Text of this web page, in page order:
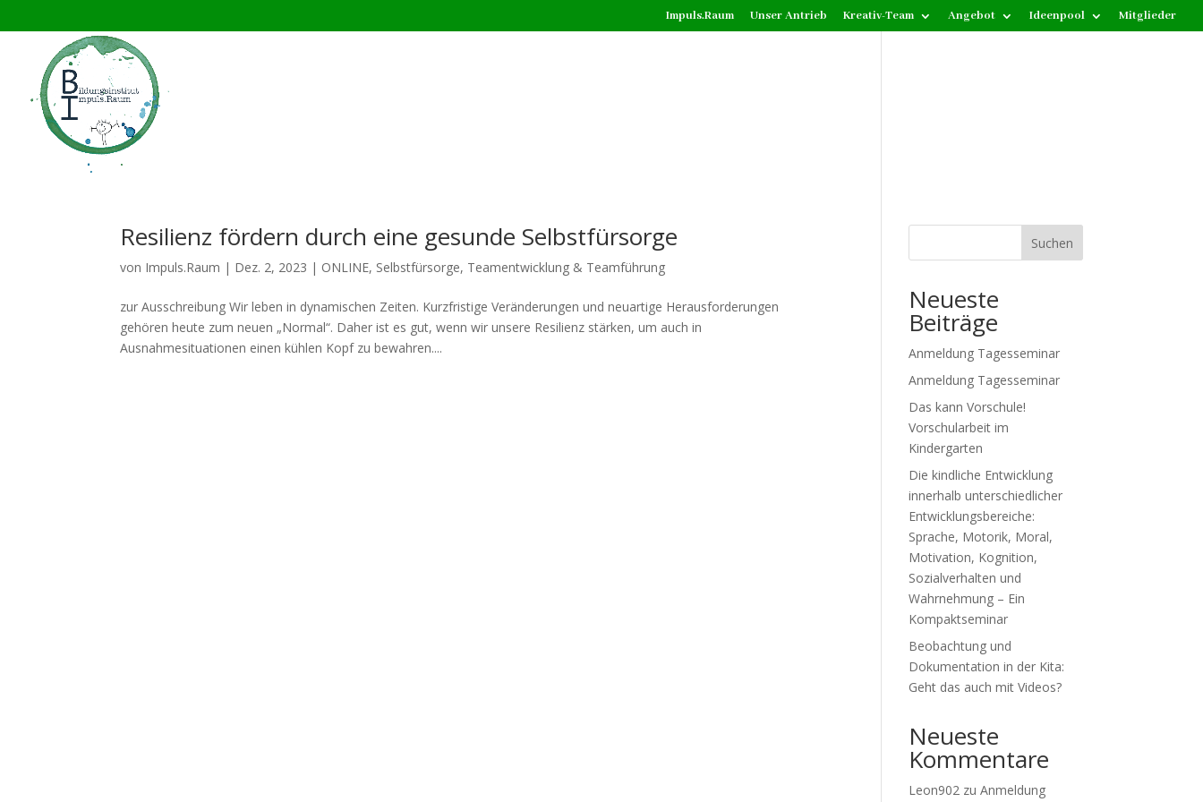
Impuls.Raum Unser Antrieb Kreativ-Team Angebot Ideenpool Mitglieder
Resilienz fördern durch eine gesunde Selbstfürsorge
von Impuls.Raum | Dez. 2, 2023 | ONLINE, Selbstfürsorge, Teamentwicklung & Teamführung
zur Ausschreibung Wir leben in dynamischen Zeiten. Kurzfristige Veränderungen und neuartige Herausforderungen
gehören heute zum neuen „Normal“. Daher ist es gut, wenn wir unsere Resilienz stärken, um auch in
Ausnahmesituationen einen kühlen Kopf zu bewahren....
Suchen
Neueste
Beiträge
Anmeldung Tagesseminar
Anmeldung Tagesseminar
Das kann Vorschule!
Vorschularbeit im
Kindergarten
Die kindliche Entwicklung
innerhalb unterschiedlicher
Entwicklungsbereiche:
Sprache, Motorik, Moral,
Motivation, Kognition,
Sozialverhalten und
Wahrnehmung – Ein
Kompaktseminar
Beobachtung und
Dokumentation in der Kita:
Geht das auch mit Videos?
Neueste
Kommentare
Leon902 zuAnmeldung